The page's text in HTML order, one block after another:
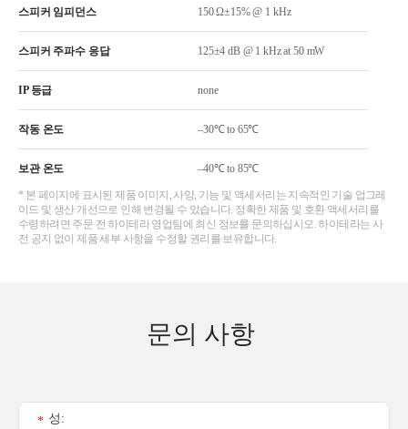
스피커 임피던스 150 Ω±15% @ 1 kHz
스피커 주파수 응답 125±4 dB @ 1 kHz at 50 mW
IP 등급 none
작동 온도 –30℃ to 65℃
보관 온도 –40℃ to 85℃
* 본 페이지에 표시된 제품 이미지, 사양, 기능 및 액세서리는 지속적인 기술 업그레
이드 및 생산 개선으로 인해 변경될 수 있습니다. 정확한 제품 및 호환 액세서리를
수령하려면 주문 전 하이테라 영업팀에 최신 정보를 문의하십시오. 하이테라는 사
전 공지 없이 제품 세부 사항을 수정할 권리를 보유합니다.
문의 사항
성:
*